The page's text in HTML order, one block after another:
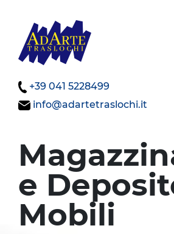
+39 041 5228499
info@adartetraslochi.it
e
Mobili